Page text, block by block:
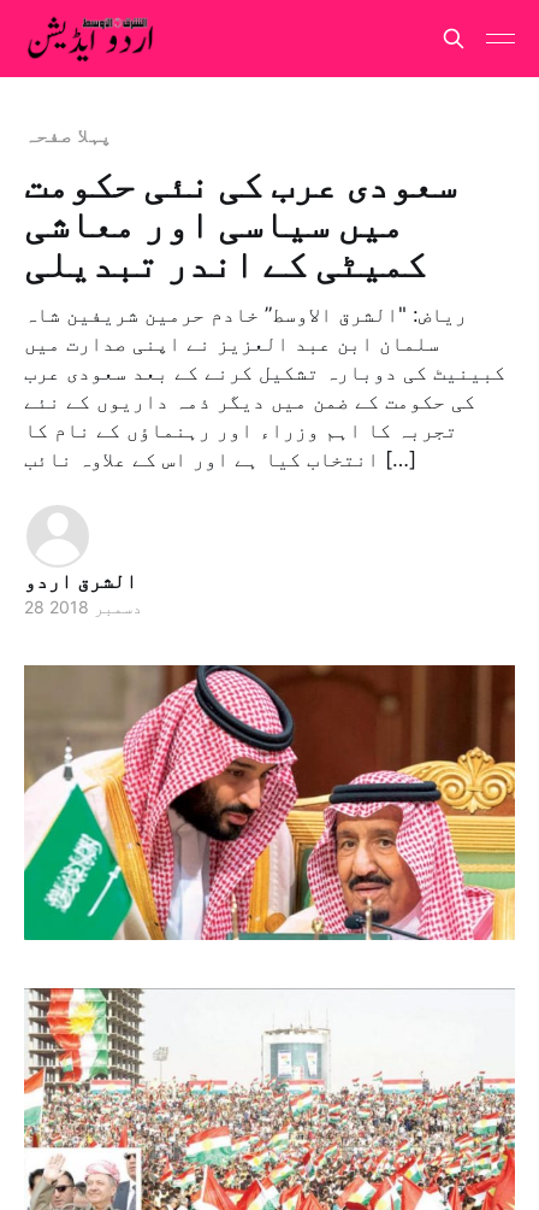
پہلا صفحہ
سعودی عرب کی نئی حکومت
میں سیاسی اور معاشی
کمیٹی کے اندر تبدیلی
ریاض: "الشرق الاوسط” خادم حرمین شریفین شاہ
سلمان ابن عبد العزیز نے اپنی صدارت میں
کبینیٹ کی دوبارہ تشکیل کرنے کے بعد سعودی عرب
کی حکومت کے ضمن میں دیگر ذمہ داریوں کے نئے
تجربہ کا اہم وزراء اور رہنماؤں کے نام کا
انتخاب کیا ہے اور اس کے علاوہ نائب […]
الشرق اردو
28 دسمبر 2018